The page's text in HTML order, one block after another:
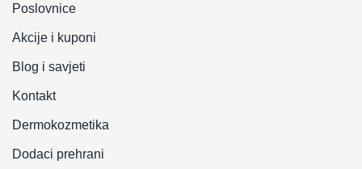
Poslovnice
Akcije i kuponi
Blog i savjeti
Kontakt
Dermokozmetika
Dodaci prehrani